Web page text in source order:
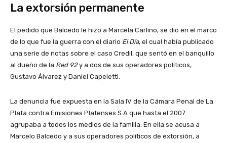
La extorsión permanente
El pedido que Balcedo le hizo a Marcela Carlino, se dio en el marco
de lo que fue la guerra con el diario El Día, el cual había publicado
una serie de notas sobre el caso Credil, que sentó en el banquillo
al dueño de la Red 92y a dos de sus operadores políticos,
Gustavo Álvarez y Daniel Capeletti.
La denuncia fue expuesta en la Sala IV de la Cámara Penal de La
Plata contra Emisiones Platenses S.A que hasta el 2007
agrupaba a todos los medios de la familia. En ella se acusa a
Marcelo Balcedo y a sus operadores políticos de extorsión, a